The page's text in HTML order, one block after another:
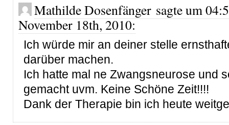
Mathilde Dosenfänger sagte um
November 18th, 2010:
Ich würde mir an deiner stelle
darüber machen.
Ich hatte mal ne Zwangsneurose und
gemacht uvm. Keine Schöne Zeit!!!!
Dank der Therapie bin ich heute